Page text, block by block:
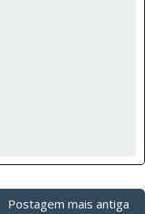
Postagem mais antiga